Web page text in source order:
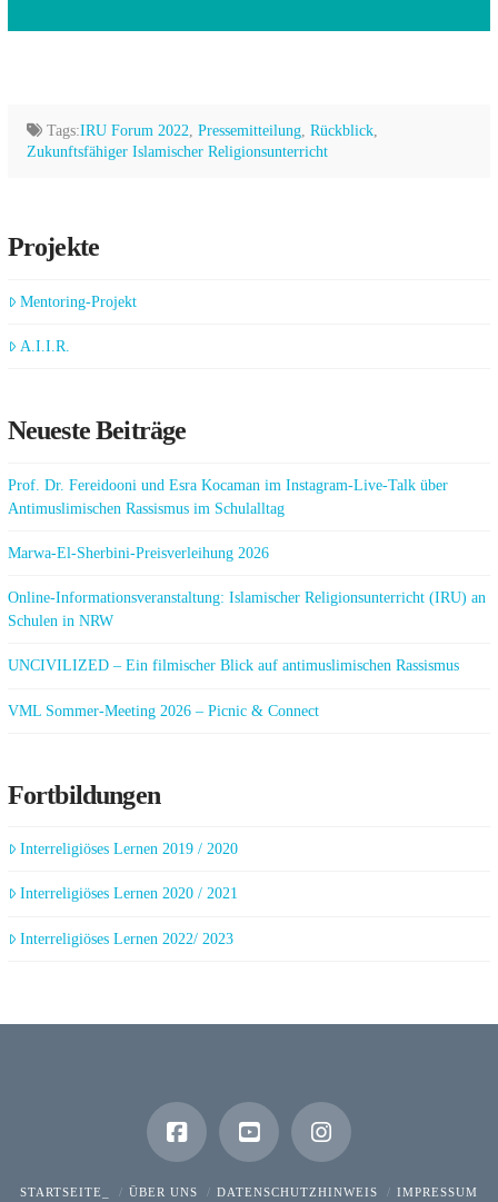
Tags:IRU Forum 2022,Pressemitteilung,Rückblick,
Zukunftsfähiger Islamischer Religionsunterricht
Projekte
Mentoring-Projekt
A.I.I.R.
Neueste Beiträge
Prof. Dr. Fereidooni und Esra Kocaman im Instagram-Live-Talk über
Antimuslimischen Rassismus im Schulalltag
Marwa-El-Sherbini-Preisverleihung 2026
Online-Informationsveranstaltung: Islamischer Religionsunterricht (IRU) an
Schulen in NRW
UNCIVILIZED – Ein filmischer Blick auf antimuslimischen Rassismus
VML Sommer-Meeting 2026 – Picnic & Connect
Fortbildungen
Interreligiöses Lernen 2019 / 2020
Interreligiöses Lernen 2020 / 2021
Interreligiöses Lernen 2022/ 2023
STARTSEITE_ ÜBER UNS DATENSCHUTZHINWEIS IMPRESSUM